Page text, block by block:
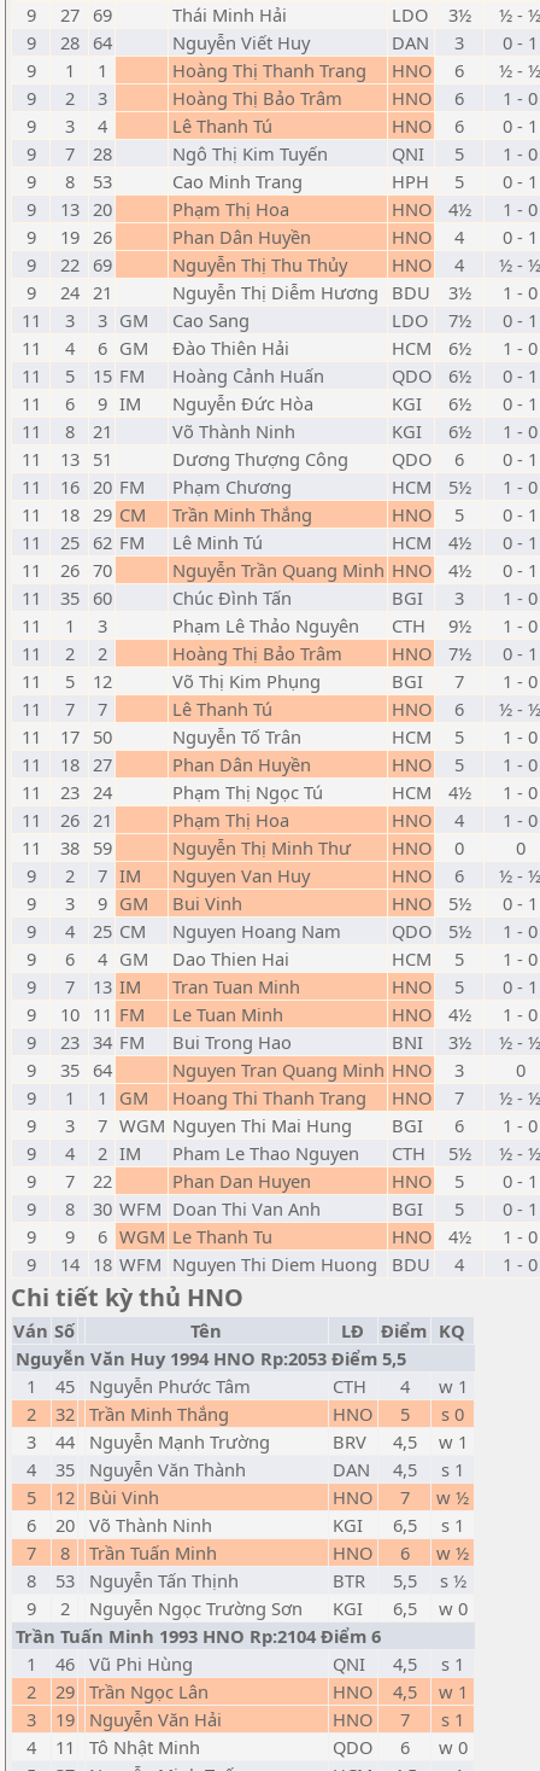
9
27 69 Thái Minh Hải LDO 3½
½ -
9
28 64 Nguyễn Viết Huy DAN 3
0 - 1
9
1 1 Hoàng Thị Thanh Trang HNO 6
½ -
9
2 3 Hoàng Thị Bảo Trâm HNO 6
1 - 0
9
3 4 Lê Thanh Tú HNO 6
0 - 1
9
7 28 Ngô Thị Kim Tuyến QNI 5
1 - 0
9
8 53 Cao Minh Trang HPH 5
0 - 1
9
13 20 Phạm Thị Hoa HNO 4½
1 - 0
9
19 26 Phan Dân Huyền HNO 4
0 - 1
9
22 69 Nguyễn Thị Thu Thủy HNO 4
½ -
9
24 21 Nguyễn Thị Diễm Hương BDU 3½
1 - 0
11
3 3 GM Cao Sang LDO 7½
0 - 1
11
4 6 GM Đào Thiên Hải HCM 6½
1 - 0
11
5 15 FM Hoàng Cảnh Huấn QDO 6½
0 - 1
11
6 9 IM Nguyễn Đức Hòa KGI 6½
0 - 1
11
8 21 Võ Thành Ninh KGI 6½
1 - 0
11
13 51 Dương Thượng Công QDO 6
0 - 1
11
16 20 FM Phạm Chương HCM 5½
1 - 0
11
18 29 CM Trần Minh Thắng HNO 5
0 - 1
11
25 62 FM Lê Minh Tú HCM 4½
0 - 1
11
26 70 Nguyễn Trần Quang Minh HNO 4½
0 - 1
11
35 60 Chúc Đình Tấn BGI 3
1 - 0
11
1 3 Phạm Lê Thảo Nguyên CTH 9½
1 - 0
11
2 2 Hoàng Thị Bảo Trâm HNO 7½
0 - 1
11
5 12 Võ Thị Kim Phụng BGI 7
1 - 0
11
7 7 Lê Thanh Tú HNO 6
½ -
11
17 50 Nguyễn Tố Trân HCM 5
1 - 0
11
18 27 Phan Dân Huyền HNO 5
1 - 0
11
23 24 Phạm Thị Ngọc Tú HCM 4½
1 - 0
11
26 21 Phạm Thị Hoa HNO 4
1 - 0
11
38 59 Nguyễn Thị Minh Thư HNO 0
0
9
2 7 IM Nguyen Van Huy HNO 6
½ -
9
3 9 GM Bui Vinh HNO 5½
0 - 1
9
4 25 CM Nguyen Hoang Nam QDO 5½
1 - 0
9
6 4 GM Dao Thien Hai HCM 5
1 - 0
9
7 13 IM Tran Tuan Minh HNO 5
0 - 1
9
10 11 FM Le Tuan Minh HNO 4½
1 - 0
9
23 34 FM Bui Trong Hao BNI 3½
½ -
9
35 64 Nguyen Tran Quang Minh HNO 3
0
9
1 1 GM Hoang Thi Thanh Trang HNO 7
½ -
9
3 7 WGM Nguyen Thi Mai Hung BGI 6
1 - 0
9
4 2 IM Pham Le Thao Nguyen CTH 5½
½ -
9
7 22 Phan Dan Huyen HNO 5
0 - 1
9
8 30 WFM Doan Thi Van Anh BGI 5
0 - 1
9
9 6 WGM Le Thanh Tu HNO 4½
1 - 0
9
14 18 WFM Nguyen Thi Diem Huong BDU 4 1 - 0
Chi tiết kỳ thủ HNO
Ván Số Tên LĐ Điểm KQ
Nguyễn Văn Huy 1994 HNO Rp:2053 Điểm 5,5
1
45 Nguyễn Phước Tâm CTH 4
w 1
2
32 Trần Minh Thắng HNO 5
s 0
3
44 Nguyễn Mạnh Trường BRV 4,5
w 1
4
35 Nguyễn Văn Thành DAN 4,5
s 1
5
12 Bùi Vinh HNO 7
w ½
6
20 Võ Thành Ninh KGI 6,5
s 1
7
8 Trần Tuấn Minh HNO 6
w ½
8
53 Nguyễn Tấn Thịnh BTR 5,5
s ½
9
2 Nguyễn Ngọc Trường Sơn KGI 6,5
w 0
Trần Tuấn Minh 1993 HNO Rp:2104 Điểm 6
1
46 Vũ Phi Hùng QNI 4,5
s 1
2
29 Trần Ngọc Lân HNO 4,5
w 1
3
19 Nguyễn Văn Hải HNO 7
s 1
4
11 Tô Nhật Minh QDO 6
w 0